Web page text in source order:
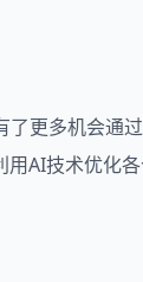
更多机会通
AI技术优化